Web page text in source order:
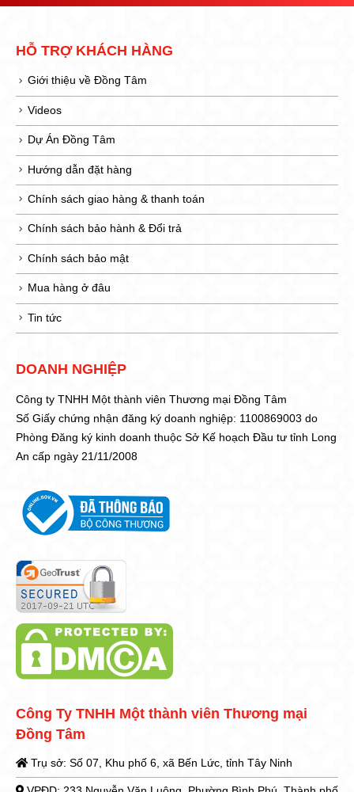
HỖ TRỢ KHÁCH HÀNG
Giới thiệu về Đồng Tâm
Videos
Dự Án Đồng Tâm
Hướng dẫn đặt hàng
Chính sách giao hàng & thanh toán
Chính sách bảo hành & Đổi trả
Chính sách bảo mật
Mua hàng ở đâu
Tin tức
DOANH NGHIỆP
Công ty TNHH Một thành viên Thương mại Đồng Tâm
Số Giấy chứng nhận đăng ký doanh nghiệp: 1100869003 do
Phòng Đăng ký kinh doanh thuộc Sở Kế hoạch Đầu tư tỉnh Long
An cấp ngày 21/11/2008
Công Ty TNHH Một thành viên Thương mại
Đồng Tâm
Trụ sở: Số 07, Khu phố 6, xã Bến Lức, tỉnh Tây Ninh